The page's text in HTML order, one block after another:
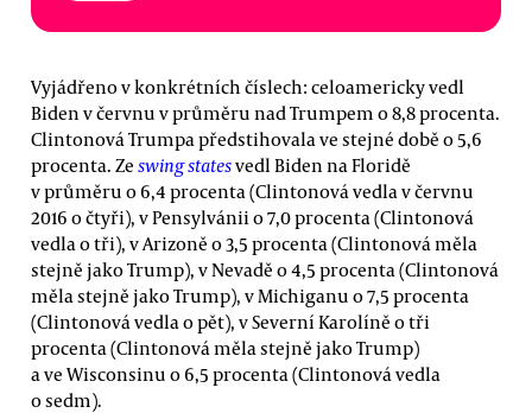
Vyjádřeno v konkrétních číslech: celoamericky vedl
Biden v červnu v průměru nad Trumpem o 8,8 procenta.
Clintonová Trumpa předstihovala ve stejné době o 5,6
procenta. Ze swing statesvedl Biden na Floridě
v průměru o 6,4 procenta (Clintonová vedla v červnu
2016 o čtyři), v Pensylvánii o 7,0 procenta (Clintonová
vedla o tři), v Arizoně o 3,5 procenta (Clintonová měla
stejně jako Trump), v Nevadě o 4,5 procenta (Clintonová
měla stejně jako Trump), v Michiganu o 7,5 procenta
(Clintonová vedla o pět), v Severní Karolíně o tři
procenta (Clintonová měla stejně jako Trump)
a ve Wisconsinu o 6,5 procenta (Clintonová vedla
o sedm).